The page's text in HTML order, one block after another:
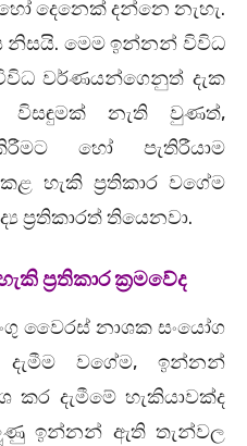
දෙනෙක් දන්නෙ නැහැ.
නිසයි. මෙම ඉන්නන් විවිධ
වර්ණයන්ගෙනුත් දැක
නැති වුණත්,
හෝ පැතිරීයාම
හැකි ප්‍රතිකාර වගේම
ප්‍රතිකාරත් තියෙනවා.
ප්‍රතිකාර ක්‍රමවේද
වෛරස් නාශක සංයෝග
වගේම, ඉන්නන්
දැමීමේ හැකියාවක්ද
ඉන්නන් ඇති තැන්වල